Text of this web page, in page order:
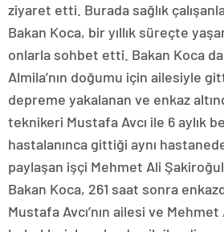
ziyaret etti. Burada sağlık
Bakan Koca, bir yıllık süreçte
onlarla sohbet etti. Bakan Koca
Almila’nın doğumu için ailesiyle
depreme yakalanan ve enkaz
teknikeri Mustafa Avcı ile 6 aylık
hastalanınca gittiği aynı
paylaşan işçi Mehmet Ali
Bakan Koca, 261 saat sonra
Mustafa Avcı’nın ailesi ve Mehmet